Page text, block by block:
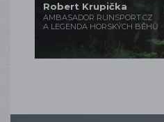
Robert Krupička
AMBASADOR RUNSPORT.CZ
A LEGENDA HORSKÝCH BĚHŮ